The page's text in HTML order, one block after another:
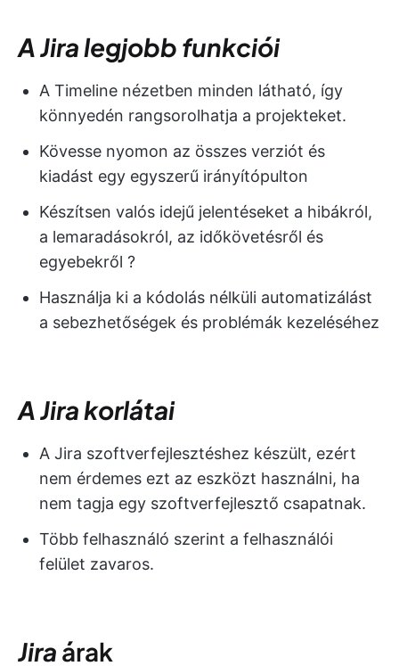
A Jira legjobb funkciói
A Timeline nézetben minden látható, így
könnyedén rangsorolhatja a projekteket.
Kövesse nyomon az összes verziót és
kiadást egy egyszerű irányítópulton
Készítsen valós idejű jelentéseket a hibákról,
a lemaradásokról, az időkövetésről és
egyebekről ?
Használja ki a kódolás nélküli automatizálást
a sebezhetőségek és problémák kezeléséhez
A Jira korlátai
A Jira szoftverfejlesztéshez készült, ezért
nem érdemes ezt az eszközt használni, ha
nem tagja egy szoftverfejlesztő csapatnak.
Több felhasználó szerint a felhasználói
felület zavaros.
Jira árak